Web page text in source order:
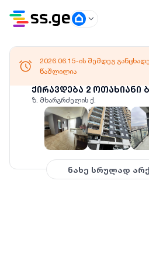
ქირავდება 2 ოთახიანი
ზ. მხარგრძელის ქ.
2026.06.15-ის შემდეგ
წაშლილია
ნახე სრულად